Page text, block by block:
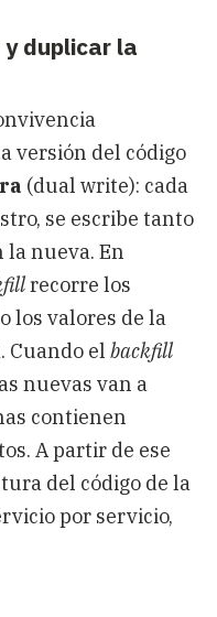
y duplicar la
versión del código
(dual write): cada
se escribe tanto
la nueva. En
recorre los
los valores de la
Cuando el backfill
nuevas van a
contienen
A partir de ese
del código de la
por servicio,